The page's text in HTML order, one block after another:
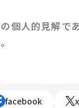
個人的見解で
facebook x